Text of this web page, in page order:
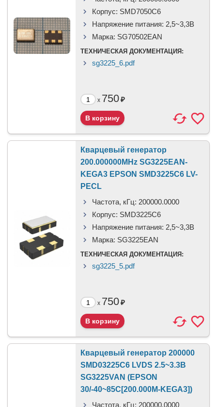
Корпус: SMD7050C6
Напряжение питания: 2,5~3,3В
Марка: SG70502EAN
ТЕХНИЧЕСКАЯ ДОКУМЕНТАЦИЯ:
sg3225_6.pdf
x 750₽
Кварцевый генератор
200.000000MHz SG3225EAN-
KEGA3 EPSON SMD3225C6 LV-
PECL
Частота, кГц: 200000.0000
Корпус: SMD3225C6
Напряжение питания: 2,5~3,3В
Марка: SG3225EAN
ТЕХНИЧЕСКАЯ ДОКУМЕНТАЦИЯ:
sg3225_5.pdf
x 750₽
Кварцевый генератор 200000
SMD03225C6 LVDS 2.5~3.3В
SG3225VAN (EPSON
30/-40~85C[200.000M-KEGA3])
Частота, кГц: 200000.0000